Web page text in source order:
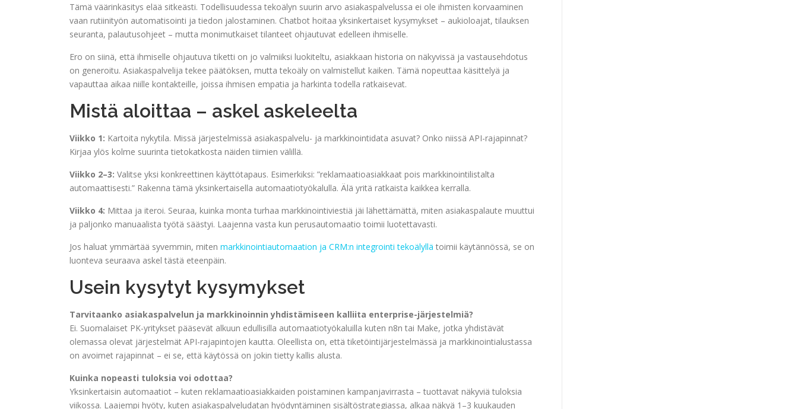
Tämä väärinkäsitys elää sitkeästi. Todellisuudessa tekoälyn suurin arvo asiakaspalvelussa ei ole ihmisten korvaaminen
vaan rutiinityön automatisointi ja tiedon jalostaminen. Chatbot hoitaa yksinkertaiset kysymykset – aukioloajat, tilauksen
seuranta, palautusohjeet – mutta monimutkaiset tilanteet ohjautuvat edelleen ihmiselle.
Ero on siinä, että ihmiselle ohjautuva tiketti on jo valmiiksi luokiteltu, asiakkaan historia on näkyvissä ja vastausehdotus
on generoitu. Asiakaspalvelija tekee päätöksen, mutta tekoäly on valmistellut kaiken. Tämä nopeuttaa käsittelyä ja
vapauttaa aikaa niille kontakteille, joissa ihmisen empatia ja harkinta todella ratkaisevat.
Mistä aloittaa – askel askeleelta
Viikko 1: Kartoita nykytila. Missä järjestelmissä asiakaspalvelu- ja markkinointidata asuvat? Onko niissä API-rajapinnat?
Kirjaa ylös kolme suurinta tietokatkosta näiden tiimien välillä.
Viikko 2–3: Valitse yksi konkreettinen käyttötapaus. Esimerkiksi: ”reklamaatioasiakkaat pois markkinointilistalta
automaattisesti.” Rakenna tämä yksinkertaisella automaatiotyökalulla. Älä yritä ratkaista kaikkea kerralla.
Viikko 4: Mittaa ja iteroi. Seuraa, kuinka monta turhaa markkinointiviestiä jäi lähettämättä, miten asiakaspalaute muuttui
ja paljonko manuaalista työtä säästyi. Laajenna vasta kun perusautomaatio toimii luotettavasti.
Jos haluat ymmärtää syvemmin, miten markkinointiautomaation ja CRM:n integrointi tekoälyllä toimii käytännössä, se on
luonteva seuraava askel tästä eteenpäin.
Usein kysytyt kysymykset
Tarvitaanko asiakaspalvelun ja markkinoinnin yhdistämiseen kalliita enterprise-järjestelmiä?
Ei. Suomalaiset PK-yritykset pääsevät alkuun edullisilla automaatiotyökaluilla kuten n8n tai Make, jotka yhdistävät
olemassa olevat järjestelmät API-rajapintojen kautta. Oleellista on, että tiketöintijärjestelmässä ja markkinointialustassa
on avoimet rajapinnat – ei se, että käytössä on jokin tietty kallis alusta.
Kuinka nopeasti tuloksia voi odottaa?
Yksinkertaisin automaatiot – kuten reklamaatioasiakkaiden poistaminen kampanjavirrasta – tuottavat näkyviä tuloksia
viikossa. Laajempi hyöty, kuten asiakaspalveludatan hyödyntäminen sisältöstrategiassa, alkaa näkyä 1–3 kuukauden